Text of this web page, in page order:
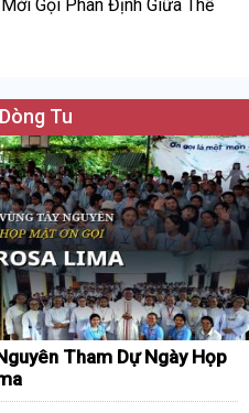
Gọi Phân Định Giữa Thế
Tu
Tham Dự Ngày Họp